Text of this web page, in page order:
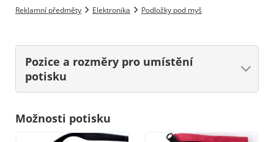
Reklamní předměty
Elektronika Podložky pod myš
Pozice a rozměry pro umístění
potisku
Možnosti potisku